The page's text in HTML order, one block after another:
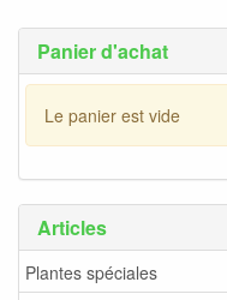
Panier d'achat
Le panier est vide
Articles
Plantes spéciales